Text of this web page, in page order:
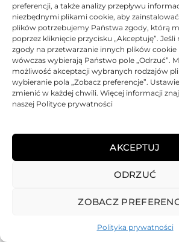
preferencji, a także analizy przepływu
niezbędnymi plikami cookie, aby
plików potrzebujemy Państwa zgody, którą
poprzez kliknięcie przycisku „Akceptuję”.
zgody na przetwarzanie innych plików cookie
wówczas wybierają Państwo pole „Odrzuć”.
możliwość akceptacji wybranych rodzajów
wybieranie pola „Zobacz preferencje”.
zmienić w każdej chwili. Więcej informacji
naszej Polityce prywatności
AKCEPTUJ
ODRZUĆ
ZOBACZ
Polityka prywatności
ALL RIGHTS RESERVED. WEBSITE